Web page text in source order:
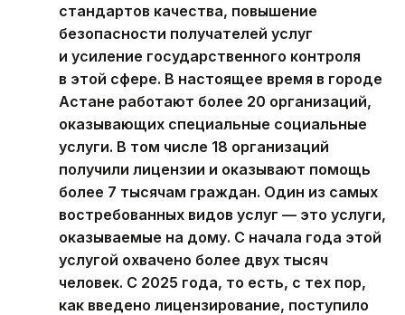
стандартов качества, повышение
безопасности получателей услуг
и усиление государственного контроля
в этой сфере. В настоящее время в городе
Астане работают более 20 организаций,
оказывающих специальные социальные
услуги. В том числе 18 организаций
получили лицензии и оказывают помощь
более 7 тысячам граждан. Один из самых
востребованных видов услуг — это услуги,
оказываемые на дому. С начала года этой
услугой охвачено более двух тысяч
человек. С 2025 года, то есть, с тех пор,
как введено лицензирование, поступило